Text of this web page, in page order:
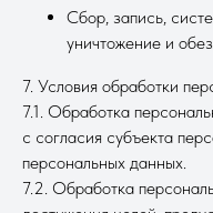
Сбор, запись,
уничтожение и
7. Условия обработки
7.1. Обработка
с согласия субъекта
персональных данных.
7.2. Обработка